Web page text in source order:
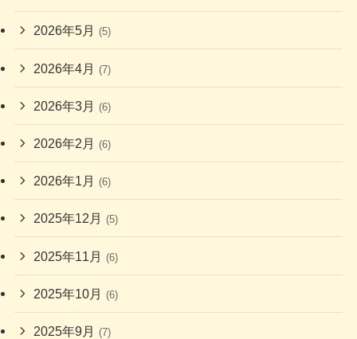
2026年5月 (5)
2026年4月 (7)
2026年3月 (6)
2026年2月 (6)
2026年1月 (6)
2025年12月 (5)
2025年11月 (6)
2025年10月 (6)
2025年9月 (7)